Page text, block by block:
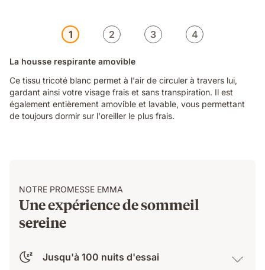
1 2 3 4
La housse respirante amovible
Ce tissu tricoté blanc permet à l'air de circuler à travers lui,
gardant ainsi votre visage frais et sans transpiration. Il est
également entièrement amovible et lavable, vous permettant
de toujours dormir sur l'oreiller le plus frais.
NOTRE PROMESSE EMMA
Une expérience de sommeil
sereine
Jusqu'à 100 nuits d'essai